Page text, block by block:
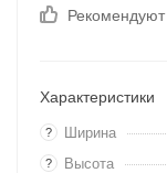
Рекомендуют
Характеристики
? Ширина
? Высота